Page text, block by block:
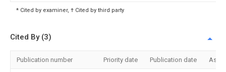
* Cited by examiner, † Cited by third party
Cited By (3)
Publication number Priority date Publication date